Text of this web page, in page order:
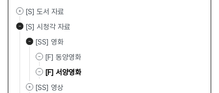
[S] 도서 자료
[S] 시청각 자료
[SS] 영화
[F] 동양영화
[F] 서양영화
[SS] 영상